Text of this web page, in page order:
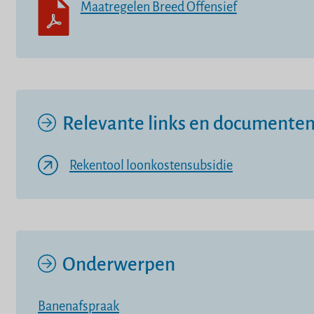
Maatregelen Breed Offensief
Relevante links en
Rekentool loonkostensubsidie
Onderwerpen
Banenafspraak